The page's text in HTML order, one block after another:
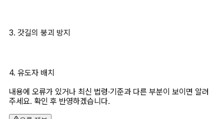
3. 갓길의 붕괴 방지
4. 유도자 배치
내용에 오류가 있거나 최신 법령·기준과 다른 부분이 보이면 알려
주세요. 확인 후 반영하겠습니다.